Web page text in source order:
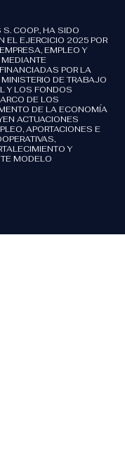
COOP., HA SIDO
EL EJERCICIO 2025 POR
EMPLEO Y
POR LA
DE TRABAJO
Y LOS FONDOS
DE LOS
DE LA ECONOMÍA
ACTUACIONES
APORTACIONES E
Y
MODELO